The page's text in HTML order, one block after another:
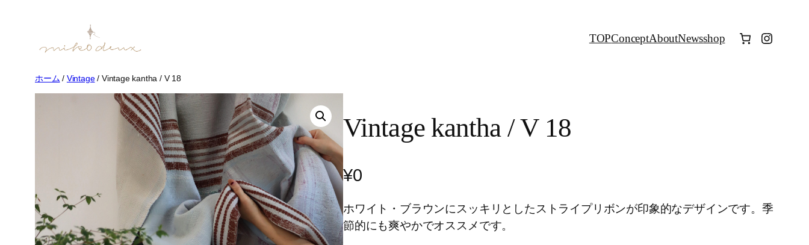
TOPConceptAboutNewsshop
ホーム / Vintage/ Vintage kantha / V 18
Vintage kantha / V 18
¥0
ホワイト・ブラウンにスッキリとしたストライプリボンが印象的なデザインです。季
節的にも爽やかでオススメです。